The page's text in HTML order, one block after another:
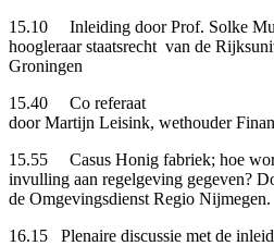
15.10 Inleiding door Prof. Solke
hoogleraar staatsrecht van de
Groningen
15.40 Co referaat
door Martijn Leisink, wethouder
15.55 Casus Honig fabriek; hoe
invulling aan regelgeving gegeven?
de Omgevingsdienst Regio Nijmegen.
16.15 Plenaire discussie met de